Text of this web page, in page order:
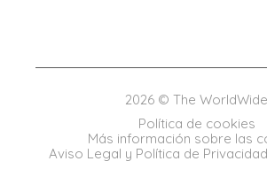
2026 © The
Política de cookies
Más información sobre las
Aviso Legal y Política de Privacidad